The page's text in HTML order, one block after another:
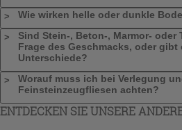
Wie wirken helle oder dunkle
Sind Stein-, Beton-, Marmor- oder
Frage des Geschmacks, oder
Unterschiede?
Worauf muss ich bei Verlegung
Feinsteinzeugfliesen achten?
ENTDECKEN SIE UNSERE